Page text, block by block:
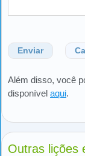
Enviar
Além disso, você
disponível aqui.
Outras lições